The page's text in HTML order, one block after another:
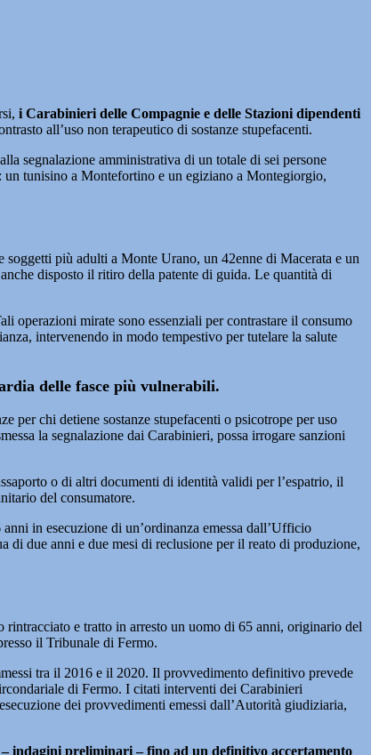
i Carabinieri delle Compagnie e delle Stazioni dipendenti
all’uso non terapeutico di sostanze stupefacenti.
segnalazione amministrativa di un totale di sei persone
tunisino a Montefortino e un egiziano a Montegiorgio,
più adulti a Monte Urano, un 42enne di Macerata e un
disposto il ritiro della patente di guida. Le quantità di
operazioni mirate sono essenziali per contrastare il consumo
intervenendo in modo tempestivo per tutelare la salute
delle fasce più vulnerabili.
per chi detiene sostanze stupefacenti o psicotrope per uso
la segnalazione dai Carabinieri, possa irrogare sanzioni
o di altri documenti di identità validi per l’espatrio, il
del consumatore.
in esecuzione di un’ordinanza emessa dall’Ufficio
di due anni e due mesi di reclusione per il reato di produzione,
e tratto in arresto un uomo di 65 anni, originario del
il Tribunale di Fermo.
tra il 2016 e il 2020. Il provvedimento definitivo prevede
di Fermo. I citati interventi dei Carabinieri
dei provvedimenti emessi dall’Autorità giudiziaria,
indagini preliminari – fino ad un definitivo accertamento